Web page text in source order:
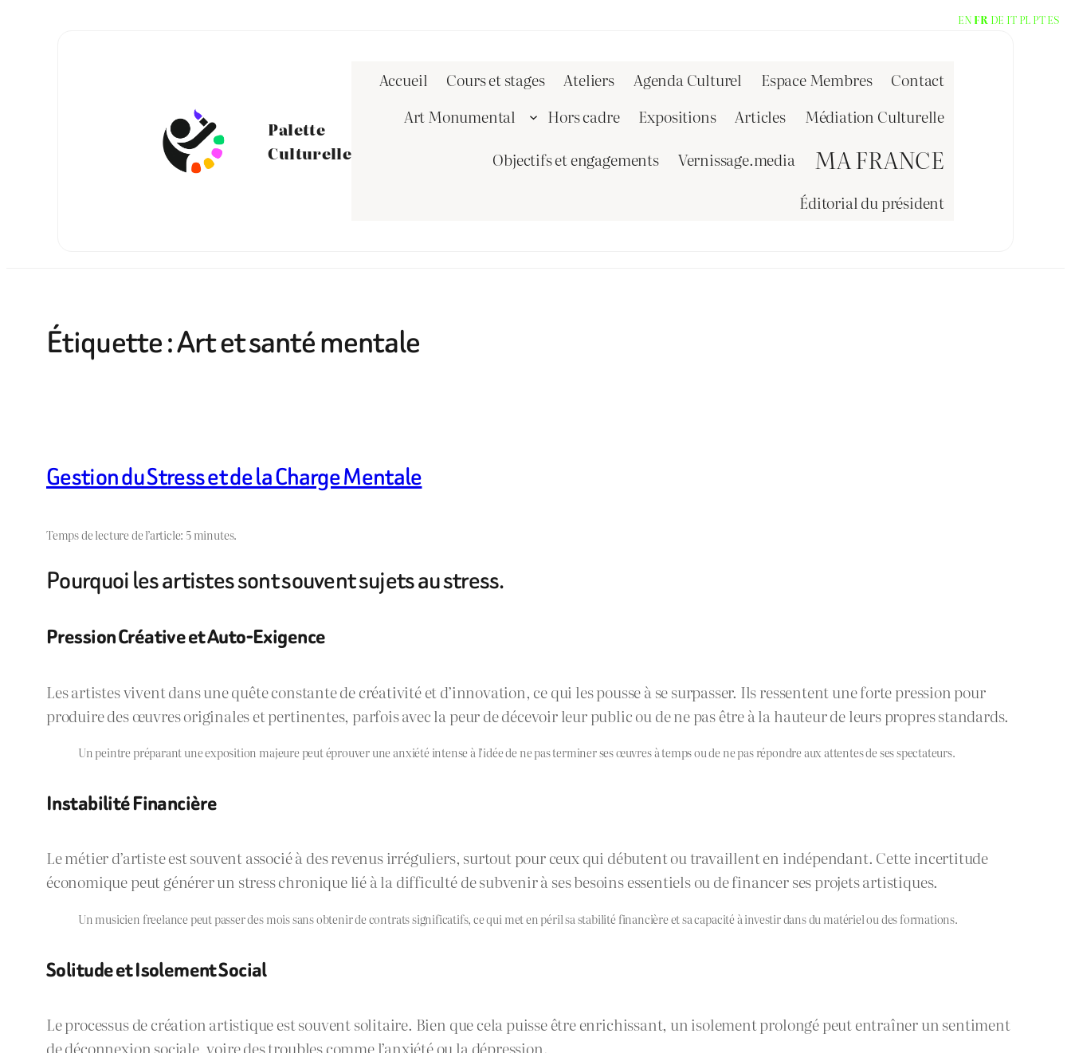
Palette
Culturelle
Accueil Cours et stages Ateliers Agenda Culturel Espace Membres
Contact
Art Monumental
Hors cadre Expositions Articles
Médiation Culturelle
Objectifs et engagements
Vernissage.media MA FRANCE
Éditorial du président
Étiquette :Art et santé mentale
Gestion du Stress et de la Charge Mentale
Temps de lecture de l’article: 5 minutes.
Pourquoi les artistes sont souvent sujets au stress.
Pression Créative et Auto-Exigence
Les artistes vivent dans une quête constante de créativité et d’innovation, ce qui les pousse à se surpasser. Ils ressentent une forte pression pour
produire des œuvres originales et pertinentes, parfois avec la peur de décevoir leur public ou de ne pas être à la hauteur de leurs propres standards.
Un peintre préparant une exposition majeure peut éprouver une anxiété intense à l’idée de ne pas terminer ses œuvres à temps ou de ne pas répondre aux attentes de ses spectateurs.
Instabilité Financière
Le métier d’artiste est souvent associé à des revenus irréguliers, surtout pour ceux qui débutent ou travaillent en indépendant. Cette incertitude
économique peut générer un stress chronique lié à la difficulté de subvenir à ses besoins essentiels ou de financer ses projets artistiques.
Un musicien freelance peut passer des mois sans obtenir de contrats significatifs, ce qui met en péril sa stabilité financière et sa capacité à investir dans du matériel ou des formations.
Solitude et Isolement Social
Le processus de création artistique est souvent solitaire. Bien que cela puisse être enrichissant, un isolement prolongé peut entraîner un sentiment
de déconnexion sociale, voire des troubles comme l’anxiété ou la dépression.
EN FR DE IT PL PTES